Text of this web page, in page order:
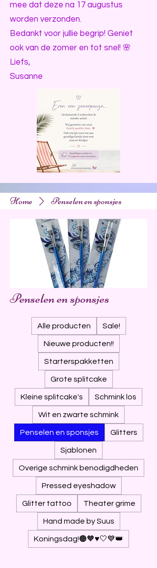
mee dat deze na 17 augustus
worden verzonden.
Bedankt voor jullie begrip! Geniet
ook van de zomer en tot snel! 🌸
Liefs,
Susanne
Home Penselen en sponsjes
Penselen en sponsjes
Alle producten Sale!
Nieuwe producten!!
Starterspakketten
Grote splitcake
Kleine splitcake's Schmink los
Wit en zwarte schmink
Penselen en sponsjes Glitters
Sjablonen
Overige schmink benodigdheden
Pressed eyeshadow
Glitter tattoo Theater grime
Hand made by Suus
Koningsdag!🟠🧡♥️🤍💙👑